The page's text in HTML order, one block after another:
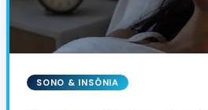
SONO & INSÔNIA